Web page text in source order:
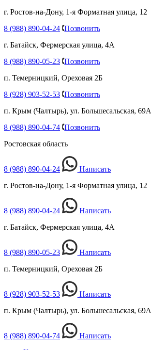
г. Ростов-на-Дону, 1-я Форматная улица, 12
8 (988) 890-04-24 Позвонить
г. Батайск, Фермерская улица, 4А
8 (988) 890-05-23 Позвонить
п. Темерницкий, Ореховая 2Б
8 (928) 903-52-53 Позвонить
п. Крым (Чалтырь), ул. Большесальская, 69А
8 (988) 890-04-74 Позвонить
Ростовская область
8 (988) 890-04-24
Написать
г. Ростов-на-Дону, 1-я Форматная улица, 12
8 (988) 890-04-24
Написать
г. Батайск, Фермерская улица, 4А
8 (988) 890-05-23
Написать
п. Темерницкий, Ореховая 2Б
8 (928) 903-52-53
Написать
п. Крым (Чалтырь), ул. Большесальская, 69А
8 (988) 890-04-74
Написать